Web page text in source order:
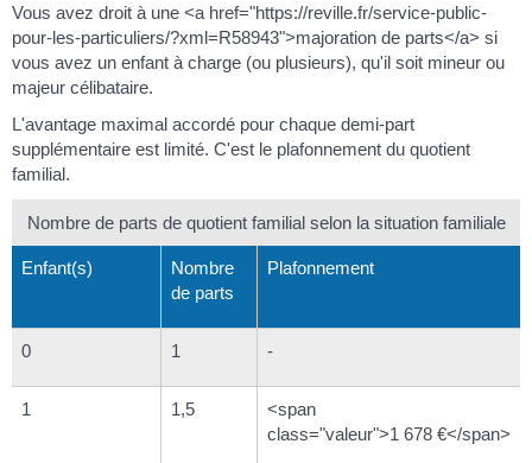
Vous avez droit à une <a href="https://reville.fr/service-public-
pour-les-particuliers/?xml=R58943">majoration de parts</a> si
vous avez un enfant à charge (ou plusieurs), qu'il soit mineur ou
majeur célibataire.
L'avantage maximal accordé pour chaque demi-part
supplémentaire est limité. C'est le plafonnement du quotient
familial.
Nombre de parts de quotient familial selon la situation familiale
Enfant(s)
Nombre
de parts
Plafonnement
0 1 -
1 1,5
<span
class="valeur">1 678 €</span>